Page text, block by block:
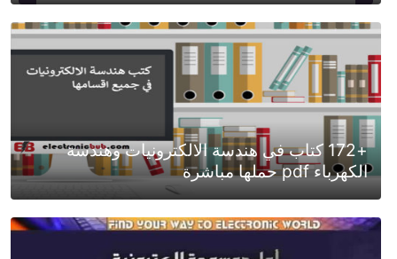
+172 كتاب في هندسة الالكترونيات وهندسة
الكهرباء pdf حملها مباشرة